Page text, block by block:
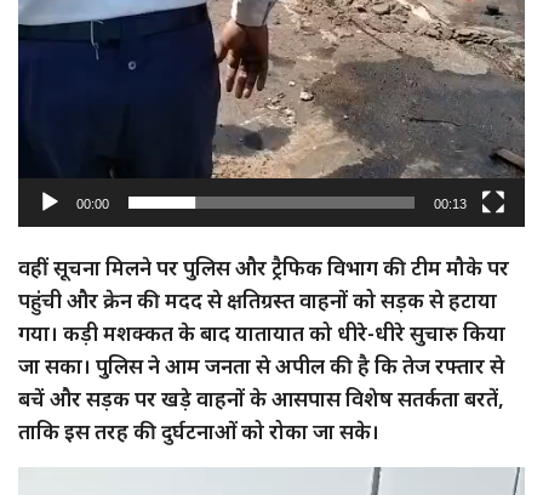
00:00 00:13
वहीं सूचना मिलने पर पुलिस और ट्रैफिक विभाग की टीम मौके पर
पहुंची और क्रेन की मदद से क्षतिग्रस्त वाहनों को सड़क से हटाया
गया। कड़ी मशक्कत के बाद यातायात को धीरे-धीरे सुचारु किया
जा सका। पुलिस ने आम जनता से अपील की है कि तेज रफ्तार से
बचें और सड़क पर खड़े वाहनों के आसपास विशेष सतर्कता बरतें,
ताकि इस तरह की दुर्घटनाओं को रोका जा सके।